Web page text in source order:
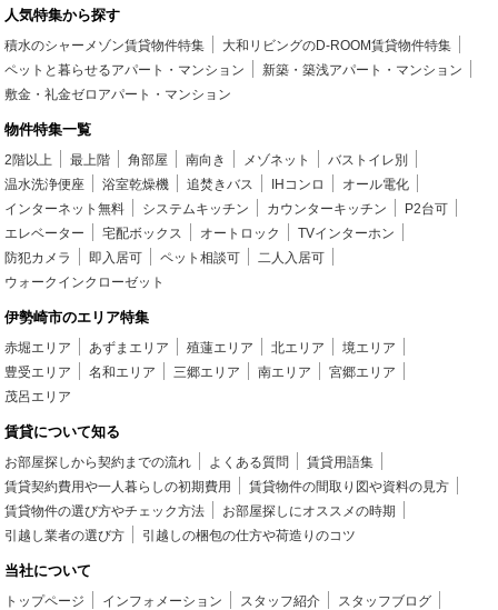
人気特集から探す
積水のシャーメゾン賃貸物件特集
大和リビングのD-ROOM賃貸物件特集
ペットと暮らせるアパート・マンション
新築・築浅アパート・マンション
敷金・礼金ゼロアパート・マンション
物件特集一覧
2階以上 最上階 角部屋 南向き メゾネット
バストイレ別
温水洗浄便座
浴室乾燥機 追焚きバス IHコンロ
オール電化
インターネット無料
システムキッチン カウンターキッチン
P2台可
エレベーター
宅配ボックス オートロック
TVインターホン
防犯カメラ
即入居可 ペット相談可
二人入居可
ウォークインクローゼット
伊勢崎市のエリア特集
赤堀エリア あずまエリア 殖蓮エリア 北エリア
境エリア
豊受エリア
名和エリア 三郷エリア 南エリア
宮郷エリア
茂呂エリア
賃貸について知る
お部屋探しから契約までの流れ よくある質問
賃貸用語集
賃貸契約費用や一人暮らしの初期費用
賃貸物件の間取り図や資料の見方
賃貸物件の選び方やチェック方法
お部屋探しにオススメの時期
引越し業者の選び方
引越しの梱包の仕方や荷造りのコツ
当社について
トップページ インフォメーション スタッフ紹介
スタッフブログ